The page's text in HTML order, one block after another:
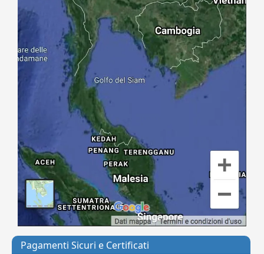
Pagamenti Sicuri e Certificati